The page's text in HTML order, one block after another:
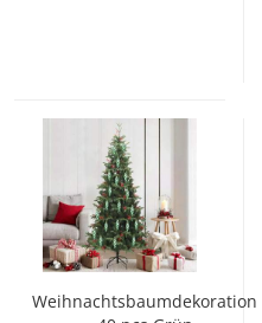
Weihnachtsbaumdekoration